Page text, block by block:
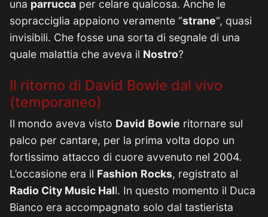
una parrucca per celare qualcosa. Anche le
sopracciglia appaiono veramente “strane“, quasi
invisibili. Che fosse una sorta di segnale di una
quale malattia che aveva il Nostro?
Il ritorno di David Bowie dal vivo
(temporaneo)
Il mondo aveva visto David Bowie ritornare sul
palco per cantare, per la prima volta dopo un
fortissimo attacco di cuore avvenuto nel 2004.
L’occasione era il Fashion Rocks, registrato al
Radio City Music Hall. In questo momento il Duca
Bianco era accompagnato solo dal tastierista